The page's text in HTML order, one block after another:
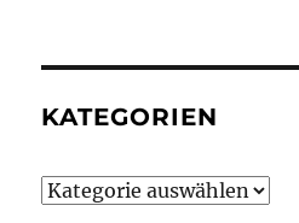
KATEGORIEN
Kategorien